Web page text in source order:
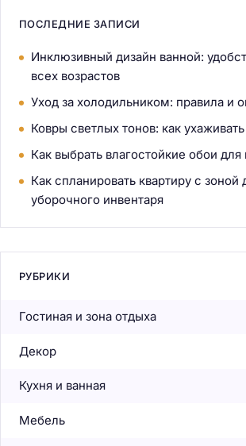
ПОСЛЕДНИЕ ЗАПИСИ
Инклюзивный дизайн ванной:
всех возрастов
Уход за холодильником: правила и
Ковры светлых тонов: как ухаживать
Как выбрать влагостойкие обои для
Как спланировать квартиру с зоной
уборочного инвентаря
РУБРИКИ
Гостиная и зона отдыха
Декор
Кухня и ванная
Мебель